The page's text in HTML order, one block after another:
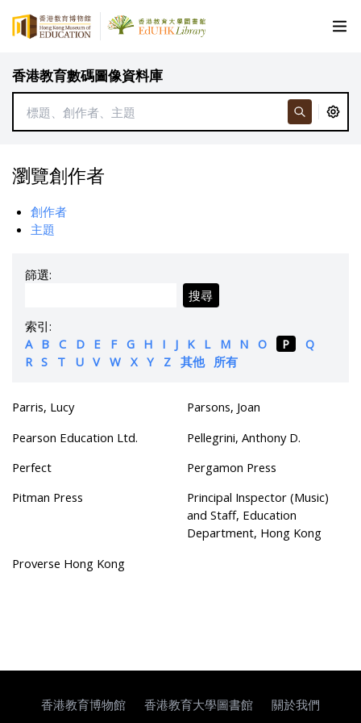
香港教育數碼圖像資料庫
瀏覽創作者
創作者
主題
篩選:
搜尋
索引:
A
B C D E F G H I J K L M N O P
Q
R S T U V W X Y Z 其他 所有
Parris, Lucy
Parsons, Joan
Pearson Education Ltd.
Pellegrini, Anthony D.
Perfect
Pergamon Press
Pitman Press
Principal Inspector (Music)
and Staff, Education
Department, Hong Kong
Proverse Hong Kong
香港教育博物館 香港教育大學圖書館 關於我們